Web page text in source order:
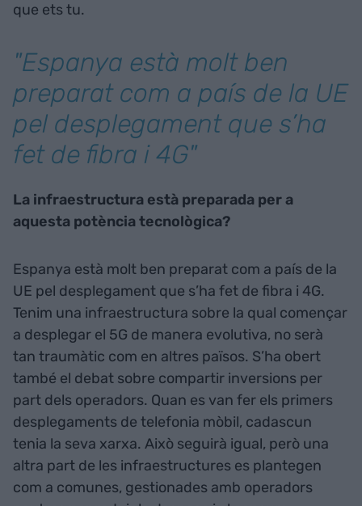
que ets tu.
"Espanya està molt ben
preparat com a país de la UE
pel desplegament que s’ha
fet de fibra i 4G"
La infraestructura està preparada per a
aquesta potència tecnològica?
Espanya està molt ben preparat com a país de la
UE pel desplegament que s’ha fet de fibra i 4G.
Tenim una infraestructura sobre la qual començar
a desplegar el 5G de manera evolutiva, no serà
tan traumàtic com en altres països. S’ha obert
també el debat sobre compartir inversions per
part dels operadors. Quan es van fer els primers
desplegaments de telefonia mòbil, cadascun
tenia la seva xarxa. Això seguirà igual, però una
altra part de les infraestructures es plantegen
com a comunes, gestionades amb operadors